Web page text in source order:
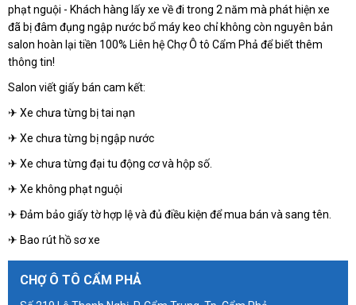
phạt nguội - Khách hàng lấy xe về đi trong 2 năm mà phát hiện xe
đã bị đâm đụng ngập nước bổ máy keo chỉ không còn nguyên bản
salon hoàn lại tiền 100% Liên hệ Chợ Ô tô Cẩm Phả để biết thêm
thông tin!
Salon viết giấy bán cam kết:
✈ Xe chưa từng bị tai nạn
✈ Xe chưa từng bị ngập nước
✈ Xe chưa từng đại tu động cơ và hộp số.
✈ Xe không phạt nguội
✈ Đảm bảo giấy tờ hợp lệ và đủ điều kiện để mua bán và sang tên.
✈ Bao rút hồ sơ xe
CHỢ Ô TÔ CẨM PHẢ